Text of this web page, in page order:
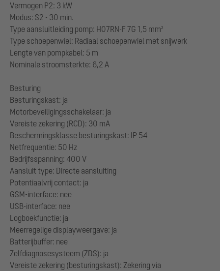
Vermogen P2: 3 kW
Modus: S2 - 30 min.
Type aansluitleiding pomp: H07RN-F 7G 1,5 mm²
Type schoepenwiel: Radiaal schoepenwiel met snijwerk
Lengte van pompkabel: 5 m
Nominale stroomsterkte: 6,2 A
Besturing
Besturingskast: ja
Motorbeveiligingsschakelaar: ja
Vereiste zekering (RCD): 30 mA
Beschermingsklasse besturingskast: IP 54
Netfrequentie: 50 Hz
Bedrijfsspanning: 400 V
Aansluit type: Directe aansluiting
Potentiaalvrij contact: ja
GSM-interface: nee
USB-interface: nee
Logboekfunctie: ja
Meerregelige displayweergave: ja
Batterijbuffer: nee
Zelfdiagnosesysteem (ZDS): ja
Vereiste zekering (besturingskast): Zekering via